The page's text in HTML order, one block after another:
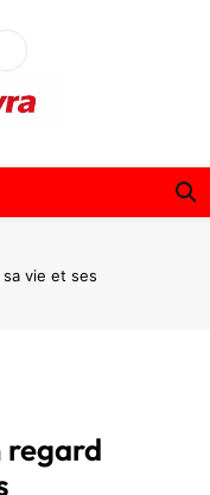
vie et ses
regard